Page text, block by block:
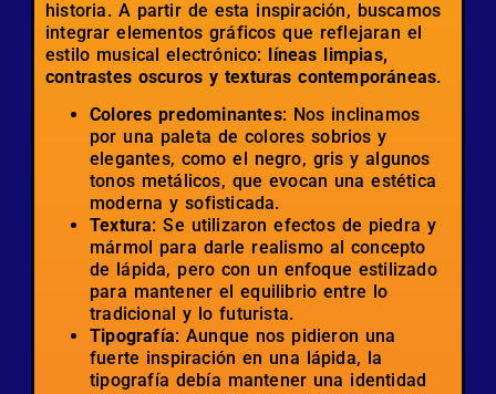
historia. A partir de esta inspiración, buscamos
integrar elementos gráficos que reflejaran el
estilo musical electrónico: líneas limpias,
contrastes oscuros y texturas contemporáneas.
Colores predominantes: Nos inclinamos
por una paleta de colores sobrios y
elegantes, como el negro, gris y algunos
tonos metálicos, que evocan una estética
moderna y sofisticada.
Textura: Se utilizaron efectos de piedra y
mármol para darle realismo al concepto
de lápida, pero con un enfoque estilizado
para mantener el equilibrio entre lo
tradicional y lo futurista.
Tipografía: Aunque nos pidieron una
fuerte inspiración en una lápida, la
tipografía debía mantener una identidad